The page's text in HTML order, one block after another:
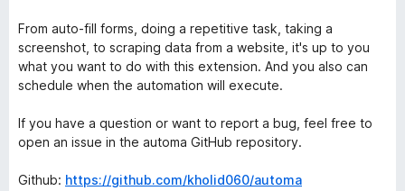
From auto-fill forms, doing a repetitive task, taking a
screenshot, to scraping data from a website, it's up to you
what you want to do with this extension. And you also can
schedule when the automation will execute.
If you have a question or want to report a bug, feel free to
open an issue in the automa GitHub repository.
Github: https://github.com/kholid060/automa